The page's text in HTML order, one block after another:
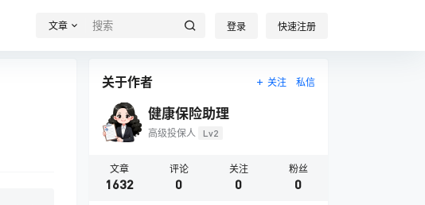
文章 登录 快速注册
关于作者 关注 私信
健康保险助理
高级投保人 Lv2
文章
1632
评论
0
关注
0
粉丝
0